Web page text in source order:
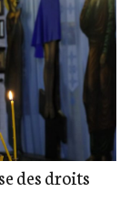
des droits